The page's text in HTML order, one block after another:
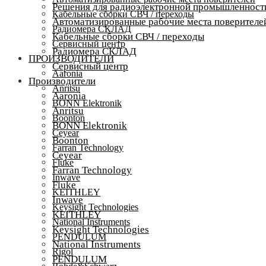
Кабельные сборки СВЧ / переходы
Радиомера СКЛАД
Сервисный центр
ПРОИЗВОДИТЕЛИ
Aaronia
Anritsu
BONN Elektronik
Boonton
Ceyear
Farran Technology
Fluke
Inwave
KEITHLEY
Keysight Technologies
National Instruments
PENDULUM
Rigol
Решения для радиоэлектронной
Автоматизированные рабочие места
Кабельные сборки СВЧ / переходы
Радиомера СКЛАД
Сервисный центр
Производители
Aaronia
Anritsu
BONN Elektronik
Boonton
Ceyear
Farran Technology
Fluke
Inwave
KEITHLEY
Keysight Technologies
National Instruments
PENDULUM